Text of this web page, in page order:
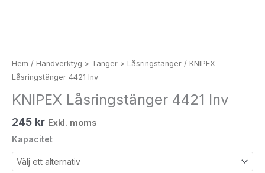
Hem / Handverktyg > Tänger > Låsringstänger / KNIPEX
Låsringstänger 4421 Inv
KNIPEX Låsringstänger 4421 Inv
245 kr Exkl. moms
Kapacitet